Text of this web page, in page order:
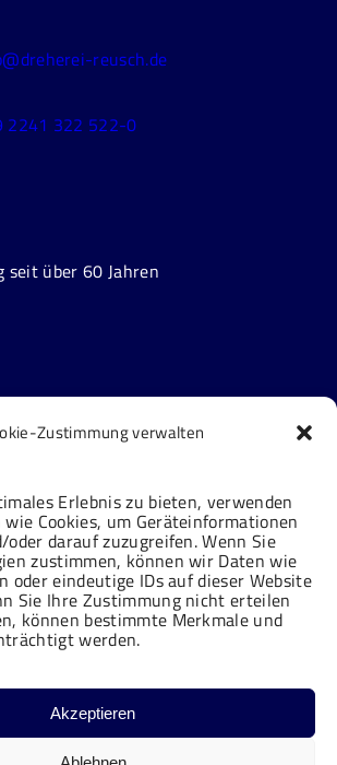
Zustimmung verwalten
Erlebnis zu bieten, verwenden
Cookies, um Geräteinformationen
darauf zuzugreifen. Wenn Sie
zustimmen, können wir Daten wie
oder eindeutige IDs auf dieser Website
Sie Ihre Zustimmung nicht erteilen
können bestimmte Merkmale und
werden.
Akzeptieren
Markus Reusch
reusch.de
2241 322 522-0
seit über 60 Jahren